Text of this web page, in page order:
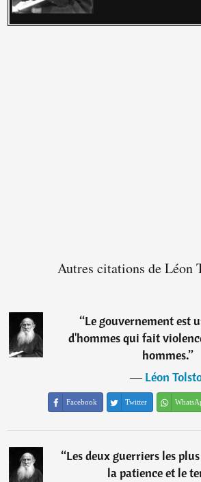
Autres citations de Léon
“Le gouvernement est
d'hommes qui fait
hommes.”
―Léon
Facebook Twitter
“Les deux guerriers les
la patience et le